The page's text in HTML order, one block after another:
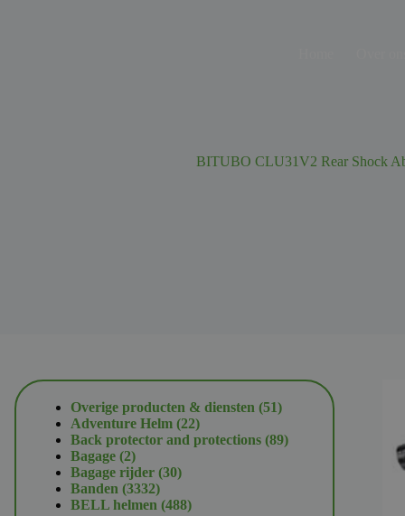
BITUBO CLU31V2 Rear Shock
Overige producten & diensten 5151
Adventure Helm 2222
producten
Back protector and protections 8989
Bagage 22
producten
Bagage rijder 3030
Banden 33323332
producten
BELL helmen 488488